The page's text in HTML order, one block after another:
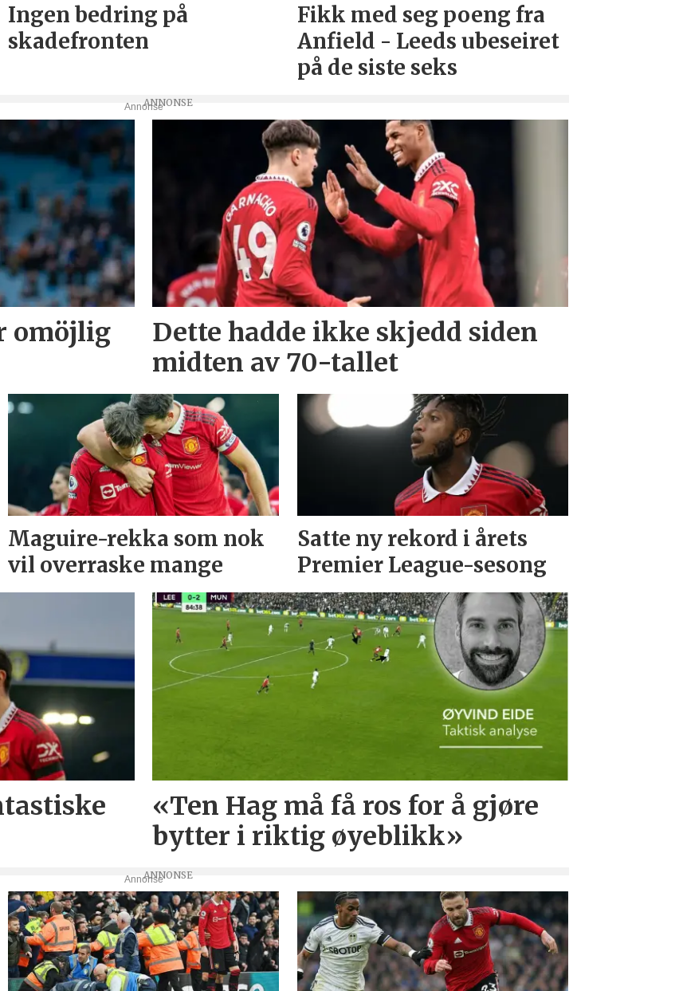
Ingen bedring på
skadefronten
Fikk med seg poeng fra
Anfield - Leeds ubeseiret
på de siste seks
Annonse
omöjlig
Dette hadde ikke skjedd siden
midten av 70-tallet
Maguire-rekka som nok
vil overraske mange
Satte ny rekord i årets
Premier League-sesong
«Ten Hag må få ros for å gjøre
bytter i riktig øyeblikk»
Annonse